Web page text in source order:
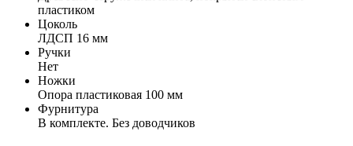
пластиком
Цоколь
ЛДСП 16 мм
Ручки
Нет
Ножки
Опора пластиковая 100 мм
Фурнитура
В комплекте. Без доводчиков